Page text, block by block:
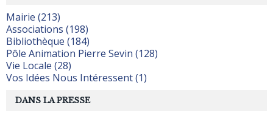
Mairie (213)
Associations (198)
Bibliothèque (184)
Pôle Animation Pierre Sevin (128)
Vie Locale (28)
Vos Idées Nous Intéressent (1)
DANS LA PRESSE